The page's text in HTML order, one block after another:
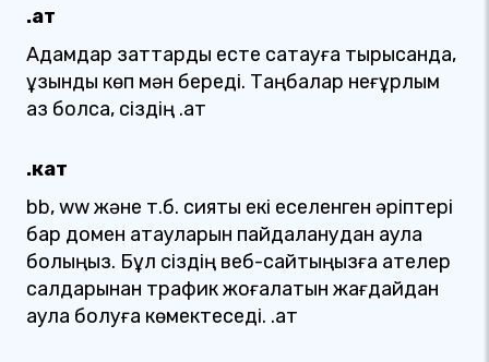
.қат
Адамдар заттарды есте сақтауға тырысқанда,
ұзындық көп мән береді. Таңбалар неғұрлым
аз болса, сіздің .қат
.кат
bb, ww және т.б. сияқты екі еселенген әріптері
бар домен атауларын пайдаланудан аулақ
болыңыз. Бұл сіздің веб-сайтыңызға қателер
салдарынан трафик жоғалатын жағдайдан
аулақ болуға көмектеседі. .қат